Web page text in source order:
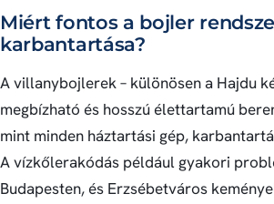
Miért fontos a bojler
karbantartása?
A villanybojlerek – különösen a Hajdu
megbízható és hosszú élettartamú
mint minden háztartási gép,
A vízkőlerakódás például gyakori
Budapesten, és Erzsébetváros